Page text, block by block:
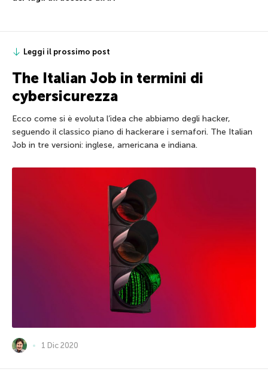
Leggi il prossimo post
The Italian Job in termini di
cybersicurezza
Ecco come si è evoluta l’idea che abbiamo degli hacker,
seguendo il classico piano di hackerare i semafori. The Italian
Job in tre versioni: inglese, americana e indiana.
1 Dic 2020